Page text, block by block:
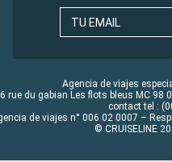
TU EMAIL
Agencia de viajes
rue du gabian Les flots bleus MC 98
contact tel :
de viajes n° 006 02 0007 –
© CRUISELINE